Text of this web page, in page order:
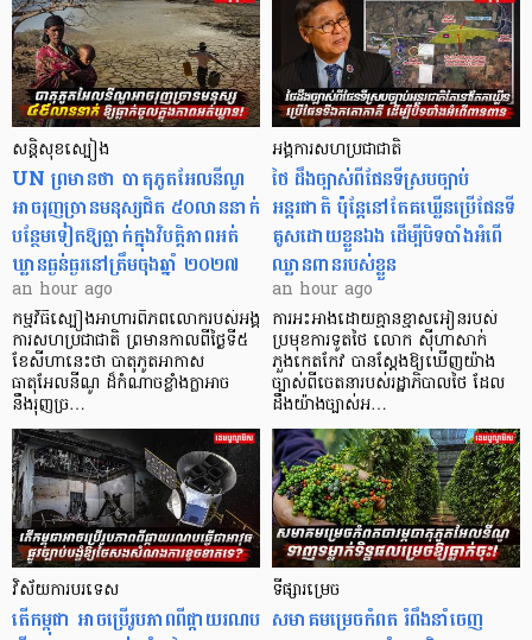
សន្តិសុខស្បៀង
UN ព្រមានថា បាតុភូតអែលនីណូ
អាចរុញច្រានមនុស្សជិត ៥០លាននាក់
បន្ថែមទៀតឱ្យធ្លាក់ក្នុងវិបត្តិ​ភាពអត់
ឃ្លានធ្ងន់ធ្ងរនៅត្រឹមចុងឆ្នាំ ២០២៧
an hour ago
កម្មវិធីស្បៀងអាហារពិភពលោករបស់អង្គ
ការសហប្រជាជាតិ ព្រមាន​កាលពីថ្ងៃទី៥
ខែសីហានេះថា បាតុភូតអាកាស
ធាតុអែលនីណូ ដ៏កំណាចខ្លាំងក្លាអាច
នឹងរុញច្រ…
អង្គការសហប្រជាជាតិ
ថៃ ដឹងច្បាស់ពីផែនទីស្របច្បាប់
អន្តរជាតិ ប៉ុន្តែនៅតែគឃ្លើនប្រើផែនទី
គូសដោយខ្លួនឯង ដើម្បីបិទបាំងអំពើ
ឈ្លានពានរបស់ខ្លួន
an hour ago
ការអះអាងដោយគ្មានខ្មាសអៀនរបស់
ប្រមុខការទូតថៃ លោក ស៊ីហាសាក់
ភួងកេតកែវ បានស្តែងឱ្យឃើញយ៉ាង
ច្បាស់ពីចេតនារបស់រដ្ឋាភិបាលថៃ ដែល
ដឹងយ៉ាងច្បាស់អ…
វិស័យការបរទេស
តើកម្ពុជា អាចប្រើរូបភាពពីផ្កាយរណប
ទីផ្សារម្រេច
សមាគមម្រេចកំពត រំពឹងនាំចេញ